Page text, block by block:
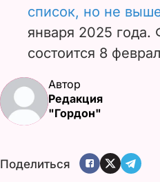
список, но не
января 2025
состоится 8
Автор
Редакция
"Гордон"
Поделиться